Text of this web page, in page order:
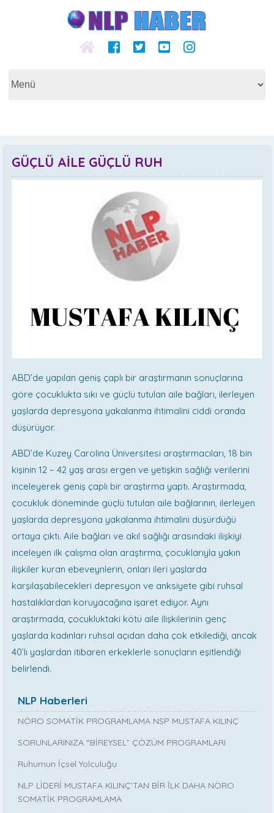
GÜÇLÜ AİLE GÜÇLÜ RUH
ABD’de yapılan geniş çaplı bir araştırmanın sonuçlarına
göre çocuklukta sıkı ve güçlü tutulan aile bağları, ilerleyen
yaşlarda depresyona yakalanma ihtimalini ciddi oranda
düşürüyor.
ABD’de Kuzey Carolina Üniversitesi araştırmacıları, 18 bin
kişinin 12 – 42 yaş arası ergen ve yetişkin sağlığı verilerini
inceleyerek geniş çaplı bir araştırma yaptı. Araştırmada,
çocukluk döneminde güçlü tutulan aile bağlarının, ilerleyen
yaşlarda depresyona yakalanma ihtimalini düşürdüğü
ortaya çıktı. Aile bağları ve akıl sağlığı arasındaki ilişkiyi
inceleyen ilk çalışma olan araştırma, çocuklarıyla yakın
ilişkiler kuran ebeveynlerin, onları ileri yaşlarda
karşılaşabilecekleri depresyon ve anksiyete gibi ruhsal
hastalıklardan koruyacağına işaret ediyor. Aynı
araştırmada, çocukluktaki kötü aile ilişkilerinin genç
yaşlarda kadınları ruhsal açıdan daha çok etkilediği, ancak
40’lı yaşlardan itibaren erkeklerle sonuçların eşitlendiği
belirlendi.
NLP Haberleri
NÖRO SOMATİK PROGRAMLAMA NSP MUSTAFA KILINÇ
SORUNLARINIZA “BİREYSEL” ÇÖZÜM PROGRAMLARI
Ruhumun İçsel Yolculuğu
NLP LİDERİ MUSTAFA KILINÇ’TAN BİR İLK DAHA NÖRO
SOMATİK PROGRAMLAMA